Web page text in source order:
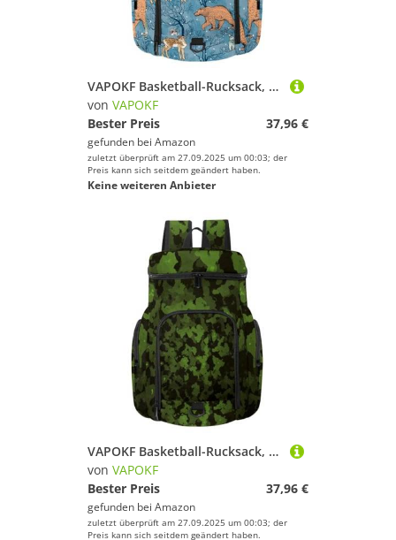
VAPOKF Basketball-Rucksack, Sporttasche mit Ball- und Schuhfach für Fußball, Volleyball, Schwimmen, Fitnessstudio, Reisen, Winterwald, Tiere, Bäume im Schnee
von VAPOKF
Bester Preis
37,96 €
gefunden bei Amazon
zuletzt überprüft am 27.09.2025 um 00:03; der
Preis kann sich seitdem geändert haben.
Keine weiteren Anbieter
VAPOKF Basketball-Rucksack, Sporttasche mit Ball- und Schuhfach für Fußball, Volleyball, Schwimmen, Fitnessstudio, Reisen, grünes Camouflage
von VAPOKF
Bester Preis
37,96 €
gefunden bei Amazon
zuletzt überprüft am 27.09.2025 um 00:03; der
Preis kann sich seitdem geändert haben.